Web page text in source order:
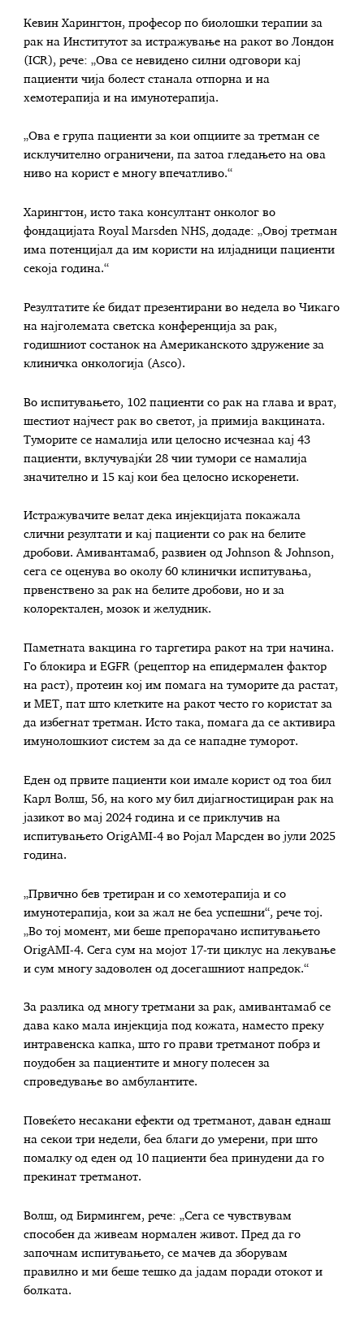
Кевин Харингтон, професор по биолошки терапии за
рак на Институтот за истражување на ракот во Лондон
(ICR), рече: „Ова се невидено силни одговори кај
пациенти чија болест станала отпорна и на
хемотерапија и на имунотерапија.
„Ова е група пациенти за кои опциите за третман се
исклучително ограничени, па затоа гледањето на ова
ниво на корист е многу впечатливо.“
Харингтон, исто така консултант онколог во
фондацијата Royal Marsden NHS, додаде: „Овој третман
има потенцијал да им користи на илјадници пациенти
секоја година.“
Резултатите ќе бидат презентирани во недела во Чикаго
на најголемата светска конференција за рак,
годишниот состанок на Американското здружение за
клиничка онкологија (Asco).
Во испитувањето, 102 пациенти со рак на глава и врат,
шестиот најчест рак во светот, ја примија вакцината.
Туморите се намалија или целосно исчезнаа кај 43
пациенти, вклучувајќи 28 чии тумори се намалија
значително и 15 кај кои беа целосно искоренети.
Истражувачите велат дека инјекцијата покажала
слични резултати и кај пациенти со рак на белите
дробови. Амивантамаб, развиен од Johnson & Johnson,
сега се оценува во околу 60 клинички испитувања,
првенствено за рак на белите дробови, но и за
колоректален, мозок и желудник.
Паметната вакцина го таргетира ракот на три начина.
Го блокира и EGFR (рецептор на епидермален фактор
на раст), протеин кој им помага на туморите да растат,
и MET, пат што клетките на ракот често го користат за
да избегнат третман. Исто така, помага да се активира
имунолошкиот систем за да се нападне туморот.
Еден од првите пациенти кои имале корист од тоа бил
Карл Волш, 56, на кого му бил дијагностициран рак на
јазикот во мај 2024 година и се приклучив на
испитувањето OrigAMI-4 во Ројал Марсден во јули 2025
година.
„Првично бев третиран и со хемотерапија и со
имунотерапија, кои за жал не беа успешни“, рече тој.
„Во тој момент, ми беше препорачано испитувањето
OrigAMI-4. Сега сум на мојот 17-ти циклус на лекување
и сум многу задоволен од досегашниот напредок.“
За разлика од многу третмани за рак, амивантамаб се
дава како мала инјекција под кожата, наместо преку
интравенска капка, што го прави третманот побрз и
поудобен за пациентите и многу полесен за
спроведување во амбулантите.
Повеќето несакани ефекти од третманот, даван еднаш
на секои три недели, беа благи до умерени, при што
помалку од еден од 10 пациенти беа принудени да го
прекинат третманот.
Волш, од Бирмингем, рече: „Сега се чувствувам
способен да живеам нормален живот. Пред да го
започнам испитувањето, се мачев да зборувам
правилно и ми беше тешко да јадам поради отокот и
болката.